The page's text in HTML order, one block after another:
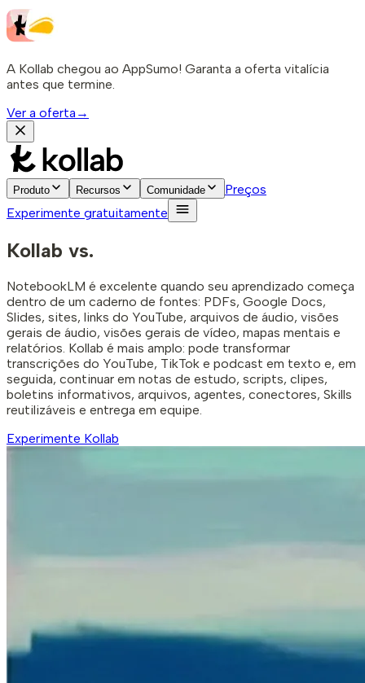
A Kollab chegou ao AppSumo! Garanta a oferta vitalícia
antes que termine.
Ver a oferta →
Produto Recursos Comunidade
Preços
Experimente gratuitamente
Kollab vs.
NotebookLM é excelente quando seu aprendizado começa
dentro de um caderno de fontes: PDFs, Google Docs,
Slides, sites, links do YouTube, arquivos de áudio, visões
gerais de áudio, visões gerais de vídeo, mapas mentais e
relatórios. Kollab é mais amplo: pode transformar
transcrições do YouTube, TikTok e podcast em texto e, em
seguida, continuar em notas de estudo, scripts, clipes,
boletins informativos, arquivos, agentes, conectores, Skills
reutilizáveis ​​e entrega em equipe.
Experimente Kollab